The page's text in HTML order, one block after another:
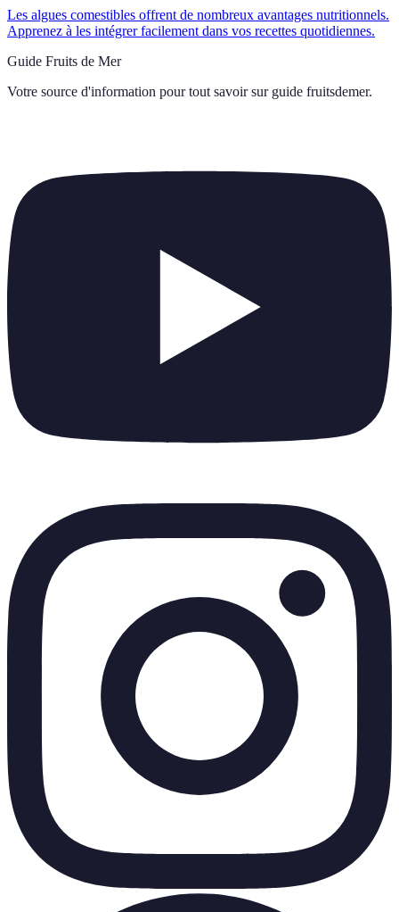
Les algues comestibles offrent de nombreux avantages nutritionnels.
Apprenez à les intégrer facilement dans vos recettes quotidiennes.
Guide Fruits de Mer
Votre source d'information pour tout savoir sur guide fruitsdemer.